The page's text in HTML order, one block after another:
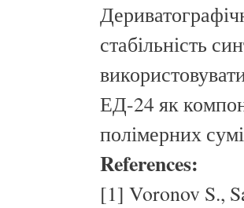
стабільність
ЕД-24 як
полімерних
References:
[1] Voronov S.,